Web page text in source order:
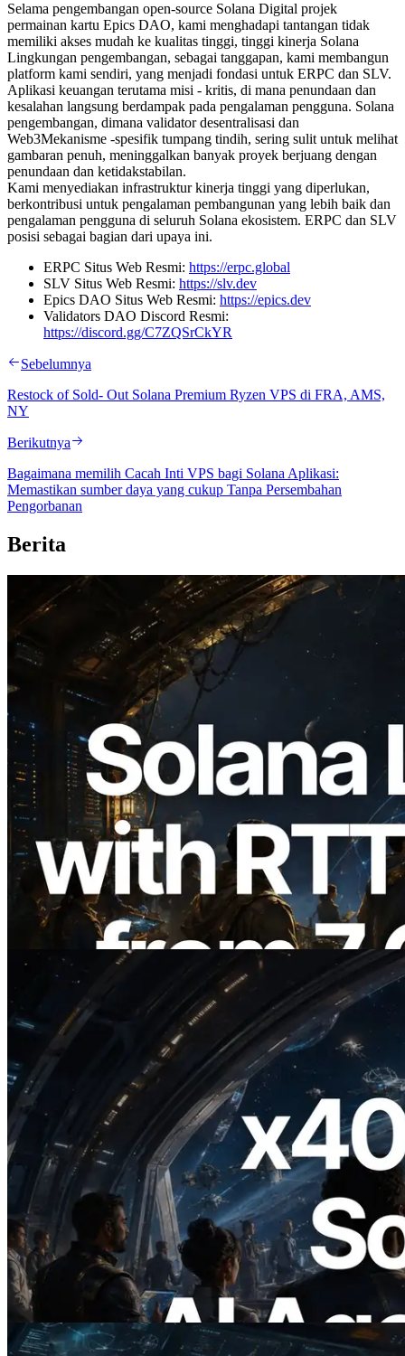
Selama pengembangan open-source Solana Digital projek
permainan kartu Epics DAO, kami menghadapi tantangan tidak
memiliki akses mudah ke kualitas tinggi, tinggi kinerja Solana
Lingkungan pengembangan, sebagai tanggapan, kami membangun
platform kami sendiri, yang menjadi fondasi untuk ERPC dan SLV.
Aplikasi keuangan terutama misi - kritis, di mana penundaan dan
kesalahan langsung berdampak pada pengalaman pengguna. Solana
pengembangan, dimana validator desentralisasi dan
Web3Mekanisme -spesifik tumpang tindih, sering sulit untuk melihat
gambaran penuh, meninggalkan banyak proyek berjuang dengan
penundaan dan ketidakstabilan.
Kami menyediakan infrastruktur kinerja tinggi yang diperlukan,
berkontribusi untuk pengalaman pembangunan yang lebih baik dan
pengalaman pengguna di seluruh Solana ekosistem. ERPC dan SLV
posisi sebagai bagian dari upaya ini.
ERPC Situs Web Resmi: https://erpc.global
SLV Situs Web Resmi: https://slv.dev
Epics DAO Situs Web Resmi: https://epics.dev
Validators DAO Discord Resmi:
https://discord.gg/C7ZQSrCkYR
Sebelumnya
Restock of Sold- Out Solana Premium Ryzen VPS di FRA, AMS,
NY
Berikutnya
Bagaimana memilih Cacah Inti VPS bagi Solana Aplikasi:
Memastikan sumber daya yang cukup Tanpa Persembahan
Pengorbanan
Berita
2026.08.05
ERPC Memperluas Solana Leader Slot
API dengan Pengukuran Ping dari 7
Region Global — Validators Information
API Juga Diluncurkan
2026.07.04
ERPC Meluncurkan Solana RPC
Berbasis x402 — Era AI Agent
Membayar API yang Dibutuhkan Secara
On Demand
Baca artikel ini